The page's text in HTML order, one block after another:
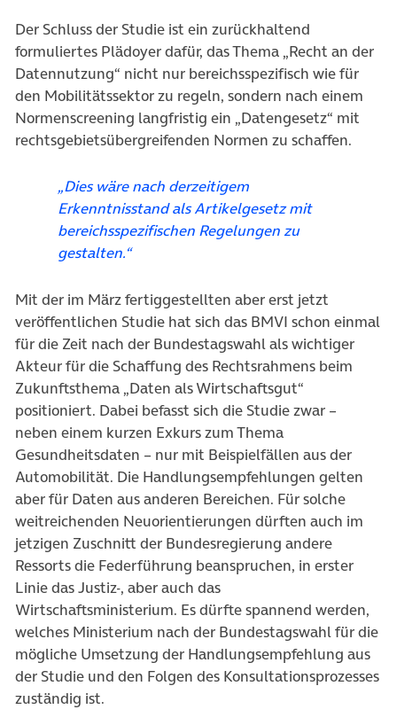
Der Schluss der Studie ist ein zurückhaltend
formuliertes Plädoyer dafür, das Thema „Recht an der
Datennutzung“ nicht nur bereichsspezifisch wie für
den Mobilitätssektor zu regeln, sondern nach einem
Normenscreening langfristig ein „Datengesetz“ mit
rechtsgebietsübergreifenden Normen zu schaffen.
„Dies wäre nach derzeitigem
Erkenntnisstand als Artikelgesetz mit
bereichsspezifischen Regelungen zu
gestalten.“
Mit der im März fertiggestellten aber erst jetzt
veröffentlichen Studie hat sich das BMVI schon einmal
für die Zeit nach der Bundestagswahl als wichtiger
Akteur für die Schaffung des Rechtsrahmens beim
Zukunftsthema „Daten als Wirtschaftsgut“
positioniert. Dabei befasst sich die Studie zwar –
neben einem kurzen Exkurs zum Thema
Gesundheitsdaten – nur mit Beispielfällen aus der
Automobilität. Die Handlungsempfehlungen gelten
aber für Daten aus anderen Bereichen. Für solche
weitreichenden Neuorientierungen dürften auch im
jetzigen Zuschnitt der Bundesregierung andere
Ressorts die Federführung beanspruchen, in erster
Linie das Justiz-, aber auch das
Wirtschaftsministerium. Es dürfte spannend werden,
welches Ministerium nach der Bundestagswahl für die
mögliche Umsetzung der Handlungsempfehlung aus
der Studie und den Folgen des Konsultationsprozesses
zuständig ist.